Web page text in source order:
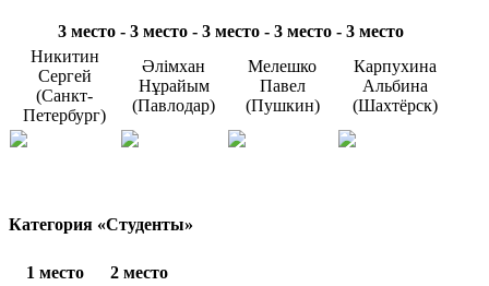
3 место - 3 место - 3 место - 3 место - 3 место
Никитин
Сергей
(Санкт-
Петербург)
Әлімхан
Нұрайым
(Павлодар)
Мелешко
Павел
(Пушкин)
Карпухина
Альбина
(Шахтёрск)
Категория «Студенты»
1 место
2 место